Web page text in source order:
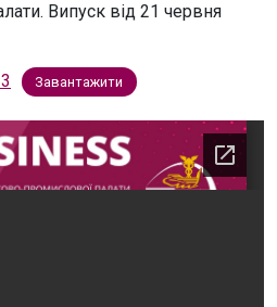
Випуск від 21 червня
Завантажити